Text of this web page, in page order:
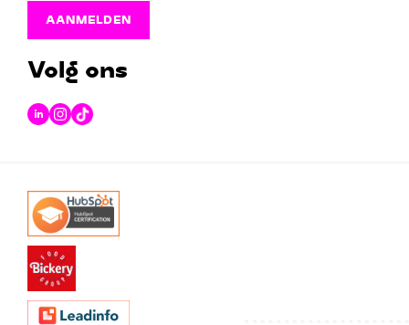
AANMELDEN
Volg ons